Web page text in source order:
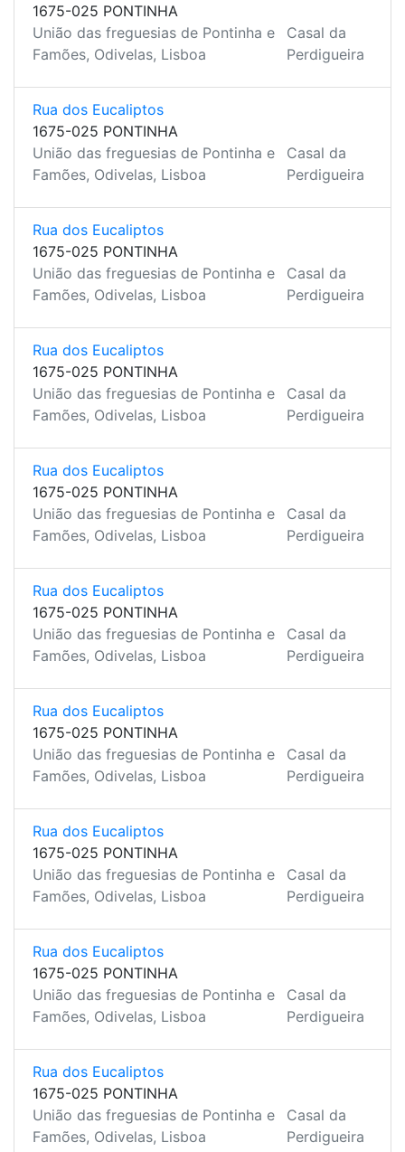
1675-025 PONTINHA
União das freguesias de Pontinha e
Famões, Odivelas, Lisboa
Casal da
Perdigueira
Rua dos Eucaliptos
1675-025 PONTINHA
União das freguesias de Pontinha e
Famões, Odivelas, Lisboa
Casal da
Perdigueira
Rua dos Eucaliptos
1675-025 PONTINHA
União das freguesias de Pontinha e
Famões, Odivelas, Lisboa
Casal da
Perdigueira
Rua dos Eucaliptos
1675-025 PONTINHA
União das freguesias de Pontinha e
Famões, Odivelas, Lisboa
Casal da
Perdigueira
Rua dos Eucaliptos
1675-025 PONTINHA
União das freguesias de Pontinha e
Famões, Odivelas, Lisboa
Casal da
Perdigueira
Rua dos Eucaliptos
1675-025 PONTINHA
União das freguesias de Pontinha e
Famões, Odivelas, Lisboa
Casal da
Perdigueira
Rua dos Eucaliptos
1675-025 PONTINHA
União das freguesias de Pontinha e
Famões, Odivelas, Lisboa
Casal da
Perdigueira
Rua dos Eucaliptos
1675-025 PONTINHA
União das freguesias de Pontinha e
Famões, Odivelas, Lisboa
Casal da
Perdigueira
Rua dos Eucaliptos
1675-025 PONTINHA
União das freguesias de Pontinha e
Famões, Odivelas, Lisboa
Casal da
Perdigueira
Rua dos Eucaliptos
1675-025 PONTINHA
União das freguesias de Pontinha e
Famões, Odivelas, Lisboa
Casal da
Perdigueira